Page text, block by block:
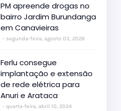
PM apreende drogas no
bairro Jardim Burundanga
em Canavieiras
segunda-feira, agosto 03, 2026
Ferlu consegue
implantação e extensão
de rede elétrica para
Anuri e Arataca
quarta-feira, abril 10, 2024